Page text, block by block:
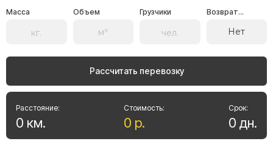
Масса Объем Грузчики Возврат...
Нет
Рассчитать перевозку
Стоимость:
0 р.
Расстояние:
0 км.
Срок:
0 дн.